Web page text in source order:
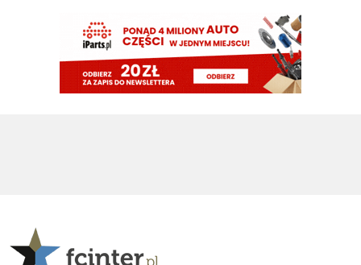
09.08.2026 21:02
no i do Sebka Esposito bo on mentalnie też jest murzynem
09.08.2026 21:01
martins2000
Diouf więcej zrobił w 1 meczu jak Cuffy w 40